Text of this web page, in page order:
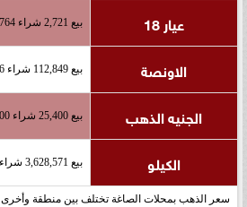
عيار 18 بيع 2,721 شراء 2,764
الاونصة بيع 112,849 شراء 114,626
الجنيه الذهب بيع 25,400 شراء 25,800
الكيلو بيع 3,628,571 شراء 3,685,714
سعر الذهب بمحلات الصاغة تختلف بين منطقة وأخرى